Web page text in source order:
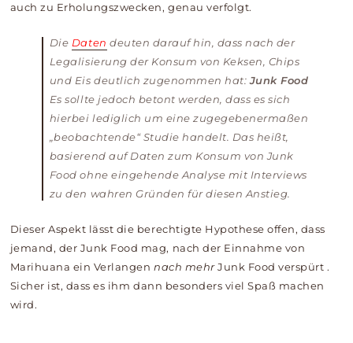
auch zu Erholungszwecken, genau verfolgt.
Die Daten deuten darauf hin, dass nach der
Legalisierung der Konsum von Keksen, Chips
und Eis deutlich zugenommen hat: Junk Food
Es sollte jedoch betont werden, dass es sich
hierbei lediglich um eine zugegebenermaßen
„beobachtende“ Studie handelt. Das heißt,
basierend auf Daten zum Konsum von Junk
Food ohne eingehende Analyse mit Interviews
zu den wahren Gründen für diesen Anstieg.
Dieser Aspekt lässt die berechtigte Hypothese offen, dass
jemand, der Junk Food mag, nach der Einnahme von
Marihuana ein Verlangen nach mehr Junk Food verspürt .
Sicher ist, dass es ihm dann besonders viel Spaß machen
wird.